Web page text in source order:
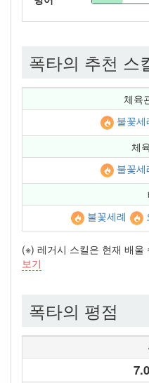
폭타의 추천 스
체육
불꽃세
체
불꽃세
불꽃세례
(※) 레거시 스킬은 현재 배울
보기
폭타의 평점
7.0